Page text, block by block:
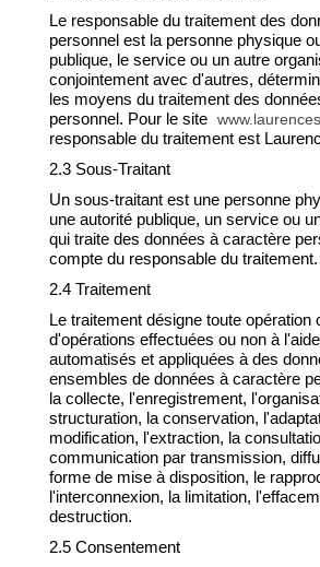
Le responsable du traitement des
personnel est la personne physique
publique, le service ou un autre
conjointement avec d'autres,
les moyens du traitement des
personnel. Pour le site
responsable du traitement est
2.3 Sous-Traitant
Un sous-traitant est une personne
une autorité publique, un service ou
qui traite des données à caractère
compte du responsable du traitement.
2.4 Traitement
Le traitement désigne toute opération
d'opérations effectuées ou non à
automatisés et appliquées à des
ensembles de données à caractère
la collecte, l'enregistrement,
structuration, la conservation,
modification, l'extraction, la
communication par transmission,
forme de mise à disposition, le
l'interconnexion, la limitation,
destruction.
2.5 Consentement